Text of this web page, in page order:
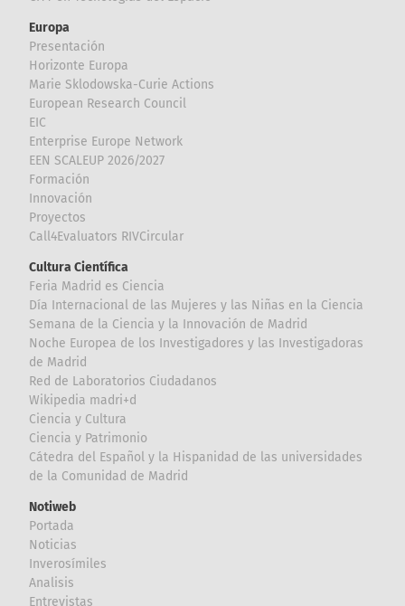
Europa
Presentación
Horizonte Europa
Marie Sklodowska-Curie Actions
European Research Council
EIC
Enterprise Europe Network
EEN SCALEUP 2026/2027
Formación
Innovación
Proyectos
Call4Evaluators RIVCircular
Cultura Científica
Feria Madrid es Ciencia
Día Internacional de las Mujeres y las Niñas en la Ciencia
Semana de la Ciencia y la Innovación de Madrid
Noche Europea de los Investigadores y las Investigadoras
de Madrid
Red de Laboratorios Ciudadanos
Wikipedia madri+d
Ciencia y Cultura
Ciencia y Patrimonio
Cátedra del Español y la Hispanidad de las universidades
de la Comunidad de Madrid
Notiweb
Portada
Noticias
Inverosímiles
Analisis
Entrevistas